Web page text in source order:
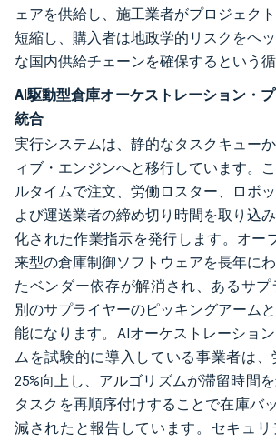
ェアを供給し、施工業者がプロジェク
短縮し、購入者は地政学的リスクをヘ
な国内供給チェーンを確保するという循
AI駆動型倉庫オーケストレーション・
統合
実行システムは、静的なタスクキュー
ィブ・エンジンへと移行しています。
ルタイムで注文、労働ロスター、ロボ
よび運送業者の締め切り時間を取り込
化された作業指示を発行します。オー
来型の倉庫制御ソフトウェアを長年に
たベンダー依存が解消され、あるサプ
別のサプライヤーのピッキングアーム
能になります。AIオーケストレーショ
ムを試験的に導入している事業者は、
25%向上し、アルゴリズムが滞留時間
タスクを再順序付けすることで在庫バ
減されたと報告しています。セキュ